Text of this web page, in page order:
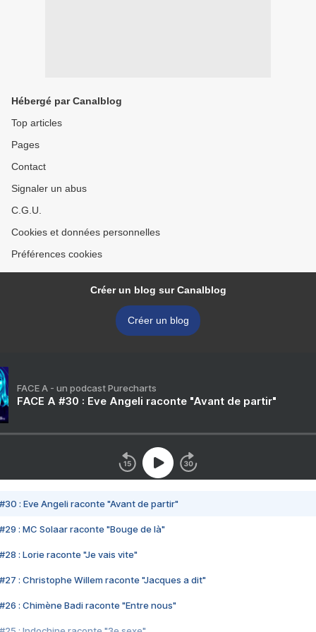
Hébergé par Canalblog
Top articles
Pages
Contact
Signaler un abus
C.G.U.
Cookies et données personnelles
Préférences cookies
Créer un blog sur Canalblog
Créer un blog
FACE A - un podcast Purecharts
FACE A #30 : Eve Angeli raconte "Avant de partir"
#30 : Eve Angeli raconte "Avant de partir"
#29 : MC Solaar raconte "Bouge de là"
#28 : Lorie raconte "Je vais vite"
#27 : Christophe Willem raconte "Jacques a dit"
#26 : Chimène Badi raconte "Entre nous"